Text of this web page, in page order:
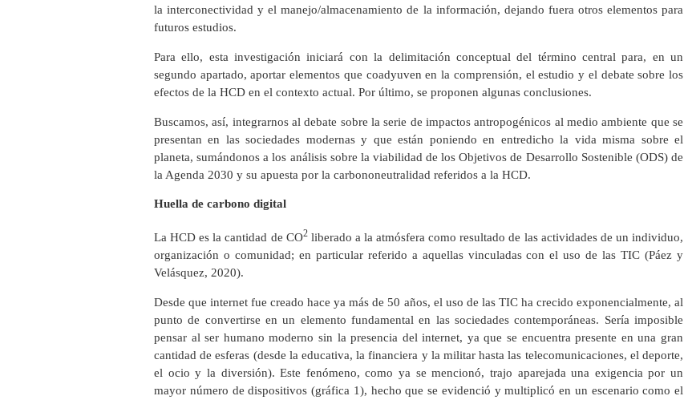
la interconectividad y el manejo/almacenamiento de la información, dejando fuera otros elementos para
futuros estudios.
Para ello, esta investigación iniciará con la delimitación conceptual del término central para, en un
segundo apartado, aportar elementos que coadyuven en la comprensión, el estudio y el debate sobre los
efectos de la HCD en el contexto actual. Por último, se proponen algunas conclusiones.
Buscamos, así, integrarnos al debate sobre la serie de impactos antropogénicos al medio ambiente que se
presentan en las sociedades modernas y que están poniendo en entredicho la vida misma sobre el
planeta, sumándonos a los análisis sobre la viabilidad de los Objetivos de Desarrollo Sostenible (ODS) de
la Agenda 2030 y su apuesta por la carbononeutralidad referidos a la HCD.
Huella de carbono digital
La HCD es la cantidad de CO2liberado a la atmósfera como resultado de las actividades de un individuo,
organización o comunidad; en particular referido a aquellas vinculadas con el uso de las TIC (Páez y
Velásquez, 2020).
Desde que internet fue creado hace ya más de 50 años, el uso de las TIC ha crecido exponencialmente, al
punto de convertirse en un elemento fundamental en las sociedades contemporáneas. Sería imposible
pensar al ser humano moderno sin la presencia del internet, ya que se encuentra presente en una gran
cantidad de esferas (desde la educativa, la financiera y la militar hasta las telecomunicaciones, el deporte,
el ocio y la diversión). Este fenómeno, como ya se mencionó, trajo aparejada una exigencia por un
mayor número de dispositivos (gráfica 1), hecho que se evidenció y multiplicó en un escenario como el